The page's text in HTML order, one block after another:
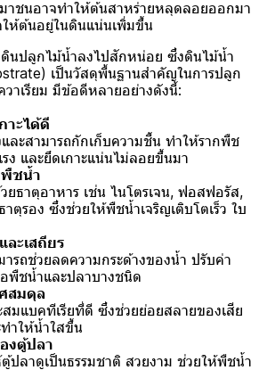
าชนอาจทำให้ต้นสาหร่ายหลุดลอยออกมา
ให้ต้นอยู่ในดินแน่นเพิ่มขึ้น
ดินปลูกไม้น้ำลงไปสักหน่อย ซึ่งดินไม้น้ำ
เป็นวัสดุพื้นฐานสำคัญในการปลูก
าเรียม มีข้อดีหลายอย่างดังนี้:
าะได้ดี
ละสามารถกักเก็บความชื้น ทำให้รากพืช
ง และยึดเกาะแน่นไม่ลอยขึ้นมา
พืชน้ำ
ธาตุอาหาร เช่น ไนโตรเจน, ฟอสฟอรัส,
ตุรอง ซึ่งช่วยให้พืชน้ำเจริญเติบโตเร็ว ใบ
ะเสถียร
รถช่วยลดความกระด้างของน้ำ ปรับค่า
พืชน้ำและปลาบางชนิด
สมดุล
มแบคทีเรียที่ดี ซึ่งช่วยย่อยสลายของเสีย
ำให้น้ำใสขึ้น
งตู้ปลา
ปลาดูเป็นธรรมชาติ สวยงาม ช่วยให้พืชน้ำ